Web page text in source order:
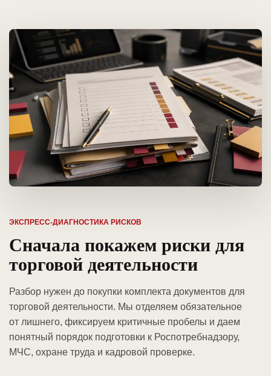
ЭКСПРЕСС-ДИАГНОСТИКА РИСКОВ
Сначала покажем риски для
торговой деятельности
Разбор нужен до покупки комплекта документов для
торговой деятельности. Мы отделяем обязательное
от лишнего, фиксируем критичные пробелы и даем
понятный порядок подготовки к Роспотребнадзору,
МЧС, охране труда и кадровой проверке.